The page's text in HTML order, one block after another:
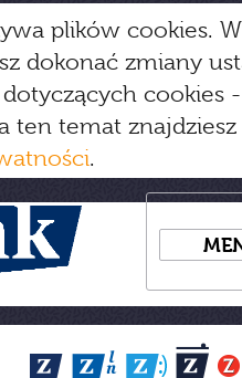
plików cookies.
dokonać zmiany
cookies
ten temat
.